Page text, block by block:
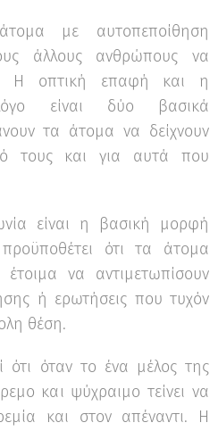
την ιδανική
καριέρα.
τώρα
με αυτοπεποίθηση
άλλους ανθρώπους να
Η οπτική επαφή και η
είναι δύο βασικά
τα άτομα να δείχνουν
τους και για αυτά που
είναι η βασική μορφή
ότι τα άτομα
να αντιμετωπίσουν
ή ερωτήσεις που τυχόν
θέση.
ότι όταν το ένα μέλος της
και ψύχραιμο τείνει να
και στον απέναντι. Η